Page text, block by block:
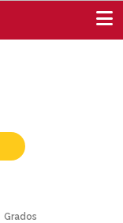
Grados